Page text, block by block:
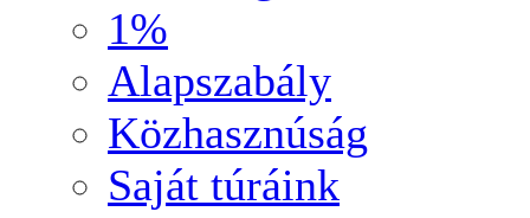
1%
Alapszabály
Közhasznúság
Saját túráink